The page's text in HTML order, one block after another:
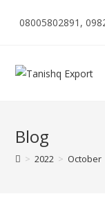
08005802891,
Blog
> 2022 > October